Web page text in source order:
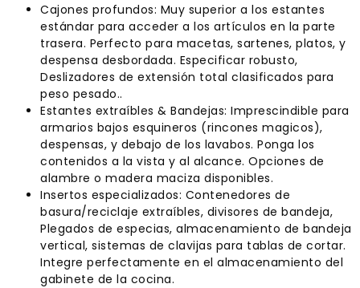
Cajones profundos: Muy superior a los estantes
estándar para acceder a los artículos en la parte
trasera. Perfecto para macetas, sartenes, platos, y
despensa desbordada. Especificar robusto,
Deslizadores de extensión total clasificados para
peso pesado..
Estantes extraíbles & Bandejas: Imprescindible para
armarios bajos esquineros (rincones magicos),
despensas, y debajo de los lavabos. Ponga los
contenidos a la vista y al alcance. Opciones de
alambre o madera maciza disponibles.
Insertos especializados: Contenedores de
basura/reciclaje extraíbles, divisores de bandeja,
Plegados de especias, almacenamiento de bandeja
vertical, sistemas de clavijas para tablas de cortar.
Integre perfectamente en el almacenamiento del
gabinete de la cocina.